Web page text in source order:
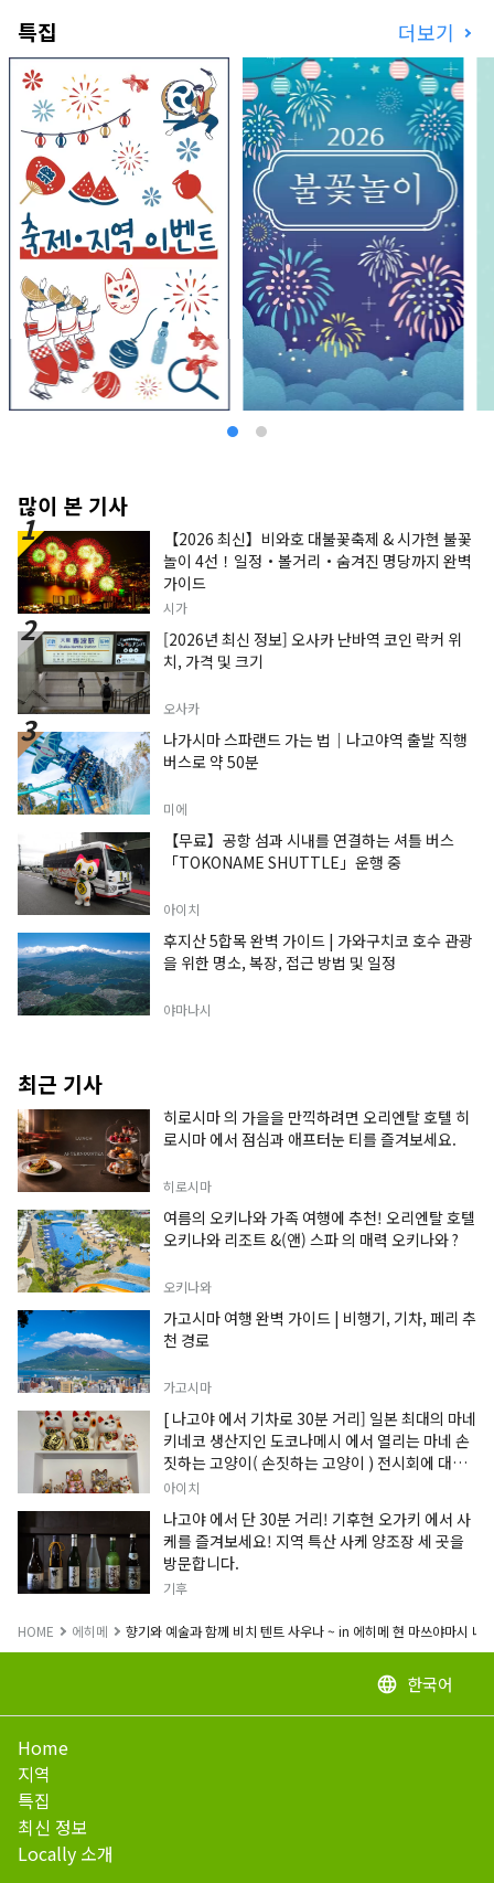
https://discord.com/invite/bgUrmXGm6d
공식 사이트 : https://meta-iyokanjima.net
특집 더보기
많이 본 기사
【2026 최신】비와호 대불꽃축제 & 시가현 불꽃
놀이 4선！일정・볼거리・숨겨진 명당까지 완벽
가이드
시가
[2026년 최신 정보] 오사카 난바역 코인 락커 위
치, 가격 및 크기
오사카
나가시마 스파랜드 가는 법｜나고야역 출발 직행
버스로 약 50분
미에
【무료】공항 섬과 시내를 연결하는 셔틀 버스
「TOKONAME SHUTTLE」운행 중
아이치
후지산 5합목 완벽 가이드 | 가와구치코 호수 관광
을 위한 명소, 복장, 접근 방법 및 일정
야마나시
최근 기사
히로시마 의 가을을 만끽하려면 오리엔탈 호텔 히
로시마 에서 점심과 애프터눈 티를 즐겨보세요.
히로시마
여름의 오키나와 가족 여행에 추천! 오리엔탈 호텔
오키나와 리조트 &(앤) 스파 의 매력 오키나와 ?
오키나와
가고시마 여행 완벽 가이드 | 비행기, 기차, 페리 추
천 경로
가고시마
[ 나고야 에서 기차로 30분 거리] 일본 최대의 마네
키네코 생산지인 도코나메시 에서 열리는 마네 손
짓하는 고양이( 손짓하는 고양이 ) 전시회에 대한
정보입니다.
아이치
나고야 에서 단 30분 거리! 기후현 오가키 에서 사
케를 즐겨보세요! 지역 특산 사케 양조장 세 곳을
방문합니다.
기후
HOME 에히메 향기와 예술과 함께 비치 텐트 사우나 ~ in 에히메 현 마쓰야마시
language 한국어
Home
지역
특집
최신 정보
Locally 소개